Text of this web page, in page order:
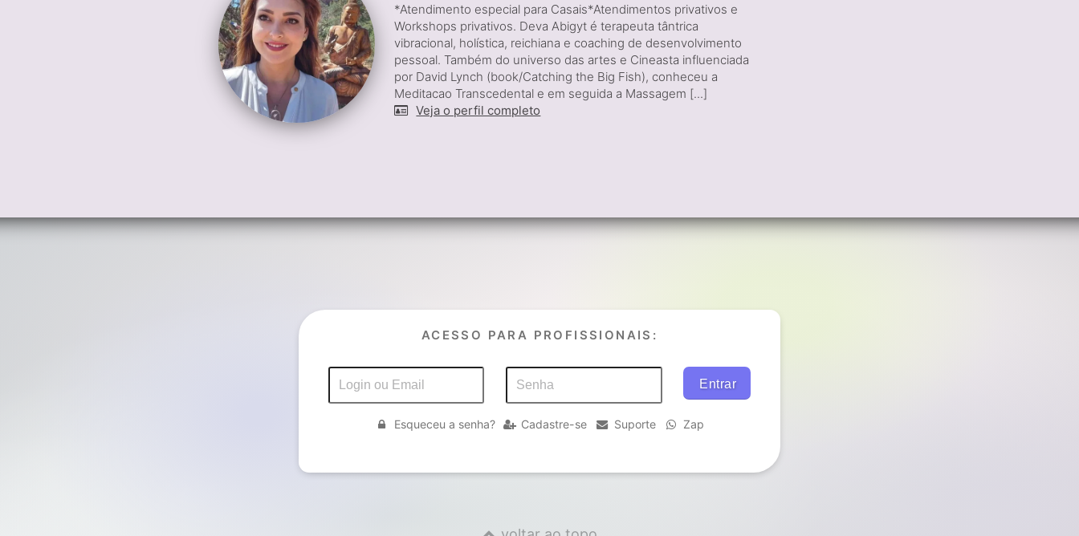
*Atendimento especial para Casais*Atendimentos privativos e
Workshops privativos. Deva Abigyt é terapeuta tântrica
vibracional, holística, reichiana e coaching de desenvolvimento
pessoal. Também do universo das artes e Cineasta influenciada
por David Lynch (book/Catching the Big Fish), conheceu a
Meditacao Transcedental e em seguida a Massagem [...]
Veja o perfil completo
ACESSO PARA PROFISSIONAIS:
Esqueceu a senha? Cadastre-se Suporte Zap